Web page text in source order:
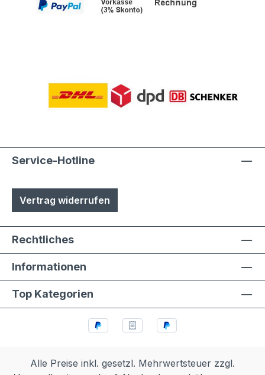
Service-Hotline
Vertrag widerrufen
Rechtliches
Informationen
Top Kategorien
Alle Preise inkl. gesetzl. Mehrwertsteuer zzgl.